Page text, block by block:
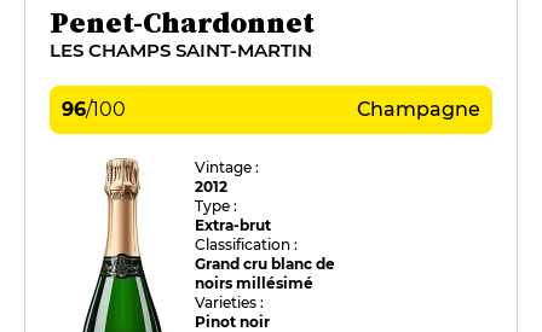
Penet-Chardonnet
LES CHAMPS SAINT-MARTIN
96/100 Champagne
Vintage :
2012
Type :
Extra-brut
Classification :
Grand cru blanc de
noirs millésimé
Varieties :
Pinot noir